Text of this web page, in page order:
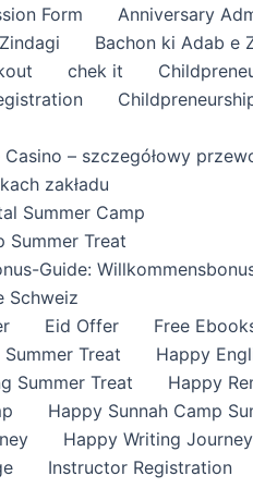
Form
Anniversary
Bachon ki Adab e
chek it
– szczegółowy
zakładu
Summer Camp
Summer Treat
Guide:
Schweiz
Eid Offer
Free
Treat
Happy
Summer Treat
Happy
Happy Sunnah Camp
Happy Writing
Instructor Registration